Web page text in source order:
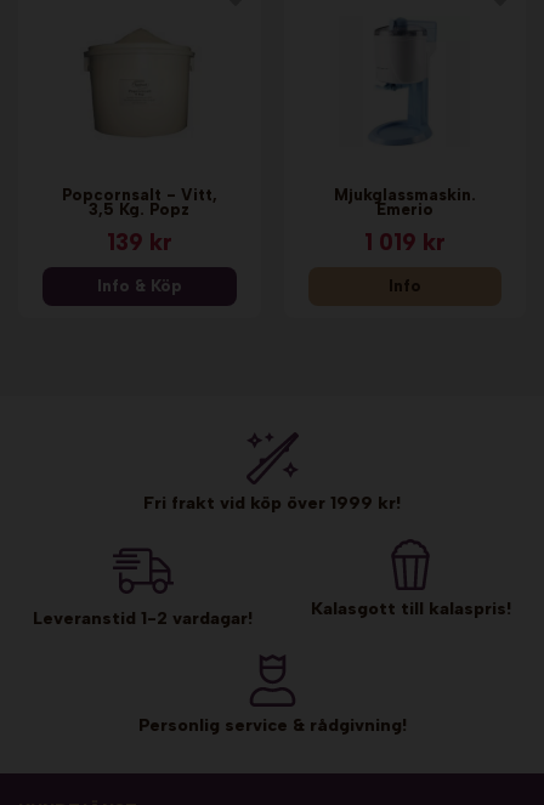
Popcornsalt - Vitt,
3,5 Kg. Popz
139 kr
Info & Köp
Mjukglassmaskin.
Emerio
1 019 kr
Info
Fri frakt vid köp över 1999 kr!
Leveranstid 1-2 vardagar! Kalasgott till kalaspris!
Personlig service & rådgivning!